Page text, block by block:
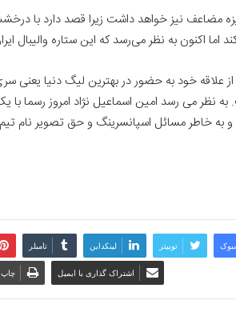
مضاعف نیز خواهد داشت زیرا قصد دارد با
اما اکنون به نظر می‌رسد که این ستاره
علاقه خود به حضور در بهترین لیگ دنیا یعنی
نظر می رسد امین اسماعیل نژاد امروز رسما با
به خاطر مسائل اسپانسرینگ و حق تصویر نام
توییتر لینکداین تامبلر
اشتراک گذاری با ایمیل چاپ